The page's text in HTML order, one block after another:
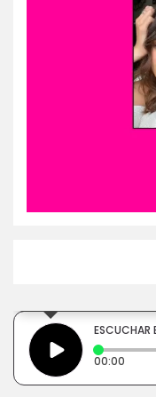
ESCUCHAR
00:00